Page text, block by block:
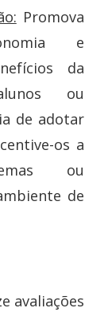
Promova
e
da
ou
de adotar
os a
ou
de
avaliações